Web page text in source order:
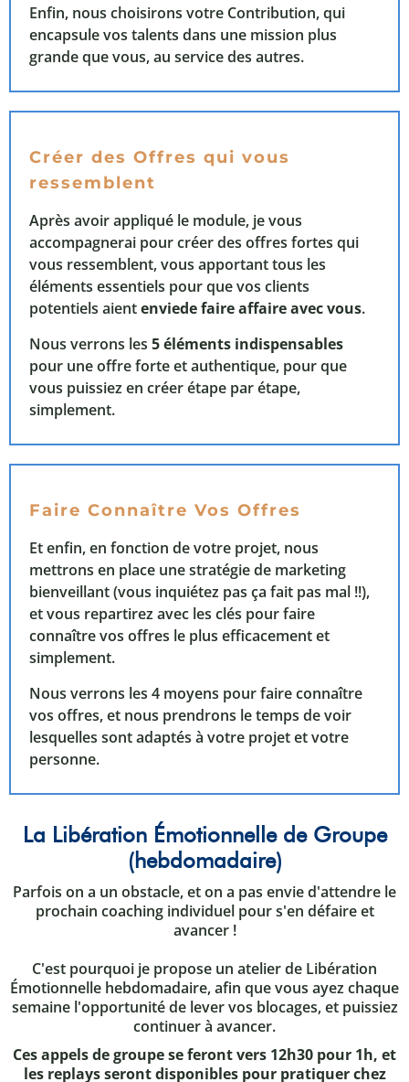
Enfin, nous choisirons votre Contribution, qui
encapsule vos talents dans une mission plus
grande que vous, au service des autres.
Créer des Offres qui vous
ressemblent
Après avoir appliqué le module, je vous
accompagnerai pour créer des offres fortes qui
vous ressemblent, vous apportant tous les
éléments essentiels pour que vos clients
potentiels aientenviede faire affaire avec vous.
Nous verrons les 5 éléments indispensables
pour une offre forte et authentique, pour que
vous puissiez en créer étape par étape,
simplement.
Faire Connaître Vos Offres
Et enfin, en fonction de votre projet, nous
mettrons en place une stratégie de marketing
bienveillant (vous inquiétez pas ça fait pas mal !!),
et vous repartirez avec les clés pour faire
connaître vos offres le plus efficacement et
simplement.
Nous verrons les 4 moyens pour faire connaître
vos offres, et nous prendrons le temps de voir
lesquelles sont adaptés à votre projet et votre
personne.
La Libération Émotionnelle de Groupe
(hebdomadaire)
Parfois on a un obstacle, et on a pas envie d'attendre le
prochain coaching individuel pour s'en défaire et
avancer !
C'est pourquoi je propose un atelier de Libération
Émotionnelle hebdomadaire, afin que vous ayez chaque
semaine l'opportunité de lever vos blocages, et puissiez
continuer à avancer.
Ces appels de groupe se feront vers 12h30 pour 1h, et
les replays seront disponibles pour pratiquer chez